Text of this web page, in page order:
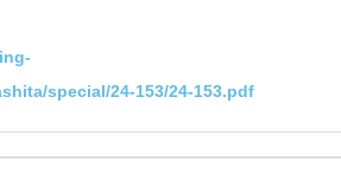
special/24-153/24-153.pdf